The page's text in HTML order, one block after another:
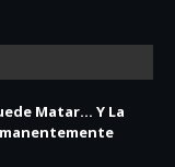
Matar… Y La